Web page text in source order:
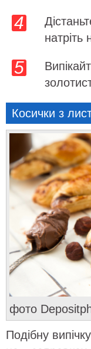
натріть
Косички з
фото
Подібну